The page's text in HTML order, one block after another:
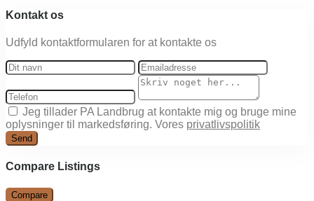
Kontakt os
Udfyld kontaktformularen for at kontakte os
Jeg tillader PA Landbrug at kontakte mig og bruge mine
oplysninger til markedsføring. Vores privatlivspolitik
Send
Compare Listings
Compare